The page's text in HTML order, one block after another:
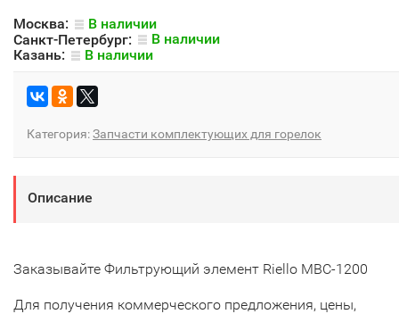
Москва:
В наличии
Санкт-Петербург:
В наличии
Казань:
В наличии
Категория:Запчасти комплектующих для горелок
Описание
Заказывайте Фильтрующий элемент Riello MBC-1200
Для получения коммерческого предложения, цены,